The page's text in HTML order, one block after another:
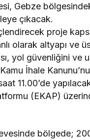
Gebze
çıkacak.
proje
olarak altyapı ve
yol güvenliğini ve
İhale
11.00’de
(EKAP)
bölgede;